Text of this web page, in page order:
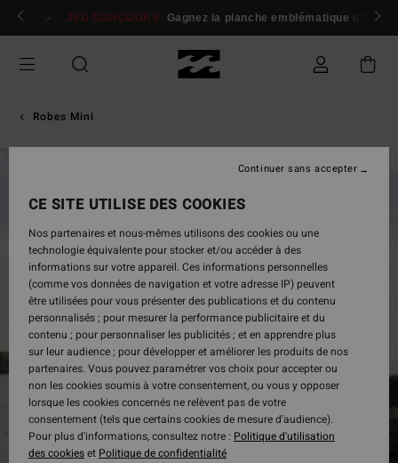
Passer
Se connecter / s'inscrire
JEU CONCOURS Gagnez la planche emblématique d'Andy
Robes Mini
CE SITE UTILISE DES COOKIES
Nos partenaires et nous-mêmes utilisons des cookies ou une
technologie équivalente pour stocker et/ou accéder à des
informations sur votre appareil. Ces informations personnelles
(comme vos données de navigation et votre adresse IP) peuvent
être utilisées pour vous présenter des publications et du contenu
personnalisés ; pour mesurer la performance publicitaire et du
contenu ; pour personnaliser les publicités ; et en apprendre plus
sur leur audience ; pour développer et améliorer les produits de nos
partenaires. Vous pouvez paramétrer vos choix pour accepter ou
non les cookies soumis à votre consentement, ou vous y opposer
lorsque les cookies concernés ne relèvent pas de votre
consentement (tels que certains cookies de mesure d’audience).
Pour plus d'informations, consultez notre : Politique d'utilisation
des cookieset Politique de confidentialité
Continuer sans accepter